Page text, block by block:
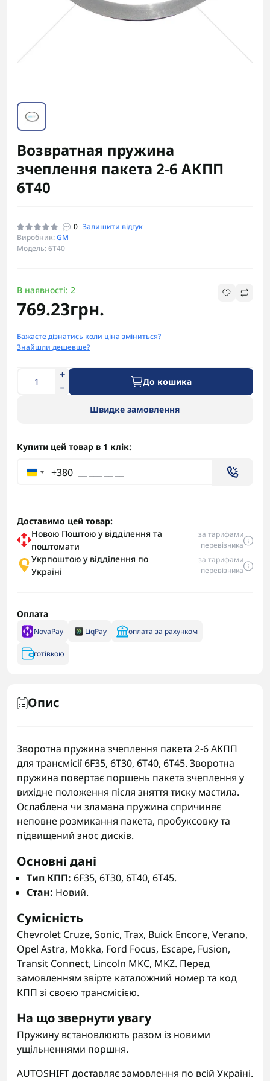
Возвратная пружина
зчеплення пакета 2-6 АКПП
6T40
0 Залишити відгук
Виробник:GM
Модель: 6T40
В наявності: 2
769.23грн.
Бажаєте дізнатись коли ціна зміниться?
Знайшли дешевше?
До кошика
Швидке замовлення
Купити цей товар в 1 клік:
+380
Доставимо цей товар:
Новою Поштою у відділення та
поштомати
за тарифами
перевізника
Укрпоштою у відділення по
Україні
за тарифами
перевізника
Оплата
NovaPay LiqPay оплата за рахунком
готівкою
Опис
Зворотна пружина зчеплення пакета 2-6 АКПП
для трансмісії 6F35, 6T30, 6T40, 6T45. Зворотна
пружина повертає поршень пакета зчеплення у
вихідне положення після зняття тиску мастила.
Ослаблена чи зламана пружина спричиняє
неповне розмикання пакета, пробуксовку та
підвищений знос дисків.
Основні дані
Тип КПП: 6F35, 6T30, 6T40, 6T45.
Стан: Новий.
Сумісність
Chevrolet Cruze, Sonic, Trax, Buick Encore, Verano,
Opel Astra, Mokka, Ford Focus, Escape, Fusion,
Transit Connect, Lincoln MKC, MKZ. Перед
замовленням звірте каталожний номер та код
КПП зі своєю трансмісією.
На що звернути увагу
Пружину встановлюють разом із новими
ущільненнями поршня.
AUTOSHIFT доставляє замовлення по всій Україні.